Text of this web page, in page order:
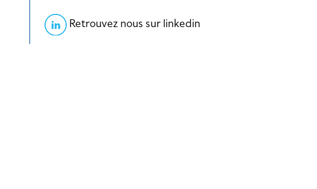
Retrouvez nous sur linkedin